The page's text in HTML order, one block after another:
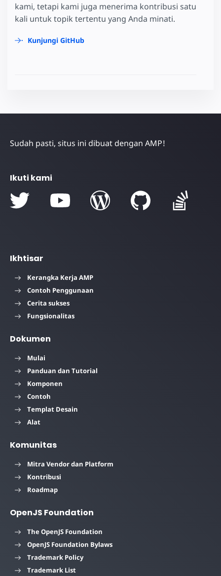
kami, tetapi kami juga menerima kontribusi satu
kali untuk topik tertentu yang Anda minati.
Kunjungi GitHub
Sudah pasti, situs ini dibuat dengan AMP!
Ikuti kami
Ikhtisar
Kerangka Kerja AMP
Contoh Penggunaan
Cerita sukses
Fungsionalitas
Dokumen
Mulai
Panduan dan Tutorial
Komponen
Contoh
Templat Desain
Alat
Komunitas
Mitra Vendor dan Platform
Kontribusi
Roadmap
OpenJS Foundation
The OpenJS Foundation
OpenJS Foundation Bylaws
Trademark Policy
Trademark List